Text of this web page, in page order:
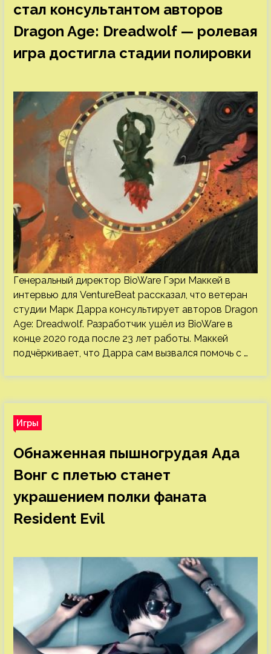
стал консультантом авторов
Dragon Age: Dreadwolf — ролевая
игра достигла стадии полировки
Генеральный директор BioWare Гэри Маккей в
интервью для VentureBeat рассказал, что ветеран
студии Марк Дарра консультирует авторов Dragon
Age: Dreadwolf. Разработчик ушёл из BioWare в
конце 2020 года после 23 лет работы. Маккей
подчёркивает, что Дарра сам вызвался помочь с …
Игры
Обнаженная пышногрудая Ада
Вонг с плетью станет
украшением полки фаната
Resident Evil